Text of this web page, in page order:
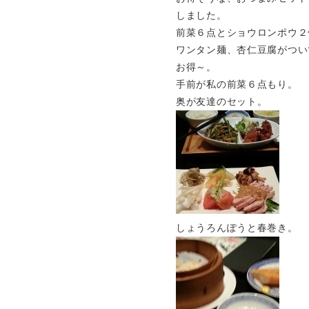
しました。
前菜６点とショウロンポウ２
ワンタン麺、杏仁豆腐がつい
お得～。
手前が私の前菜６点もり。
奥が友達のセット。
しょうろんぽうと春巻き。